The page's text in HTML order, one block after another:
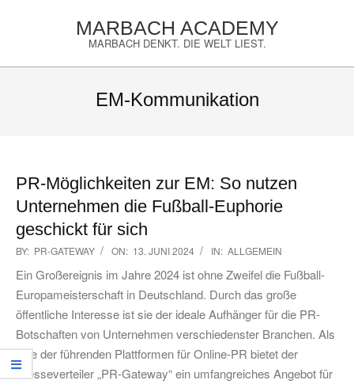
MARBACH ACADEMY
MARBACH DENKT. DIE WELT LIEST.
EM-Kommunikation
PR-Möglichkeiten zur EM: So nutzen
Unternehmen die Fußball-Euphorie
geschickt für sich
2024-
06-
13
BY: PR-GATEWAY ON: 13. JUNI 2024 IN: ALLGEMEIN
Ein Großereignis im Jahre 2024 ist ohne Zweifel die Fußball-
Europameisterschaft in Deutschland. Durch das große
öffentliche Interesse ist sie der ideale Aufhänger für die PR-
Botschaften von Unternehmen verschiedenster Branchen. Als
eine der führenden Plattformen für Online-PR bietet der
Presseverteiler „PR-Gateway“ ein umfangreiches Angebot für